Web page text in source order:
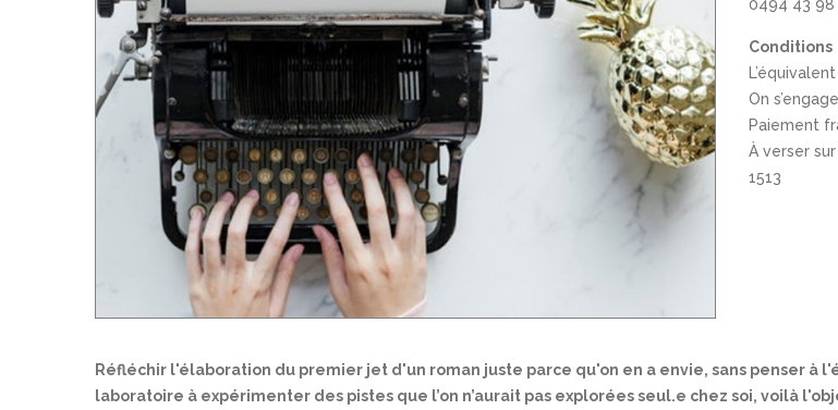
0494 43 98
Conditions
On
Paiement
À verser
1513
Réfléchir l'élaboration du premier jet d'un roman juste parce qu'on en a envie, sans penser à
laboratoire à expérimenter des pistes que l’on n’aurait pas explorées seul.e chez soi, voilà